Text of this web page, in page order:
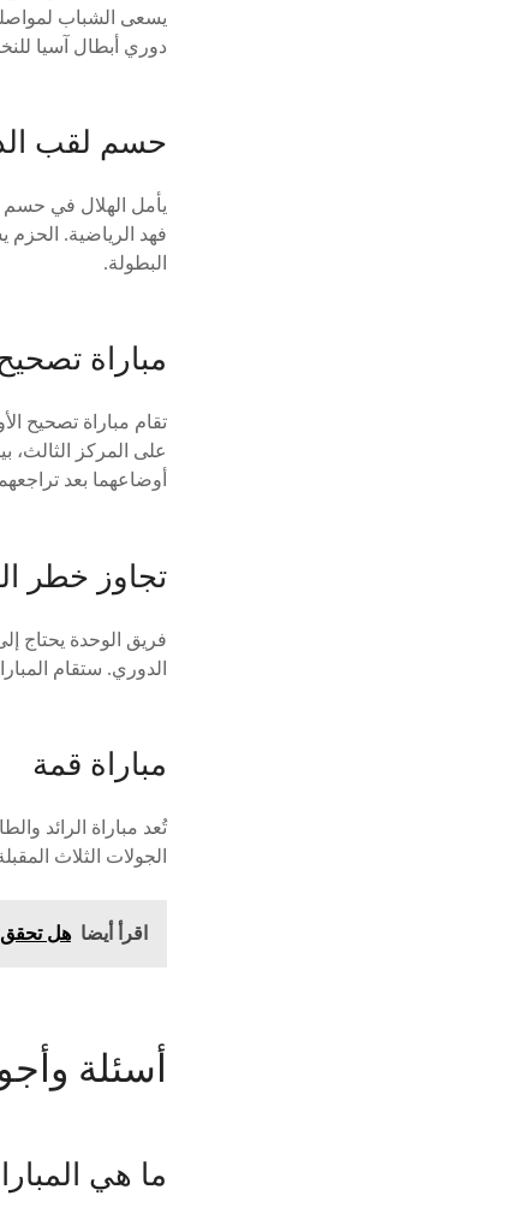
يسعى الشباب
دوري أبطال آسيا
حسم لقب
يأمل الهلال في حسم
فهد الرياضية. الحزم
البطولة.
مباراة
تقام مباراة تصحيح
على المركز الثالث،
أوضاعهما بعد
تجاوز خطر
فريق الوحدة يحتاج
الدوري. ستقام
مباراة قمة
تُعد مباراة الرائد
الجولات الثلاث
اقرأ أيضا هل تحقق
أسئلة
ما هي